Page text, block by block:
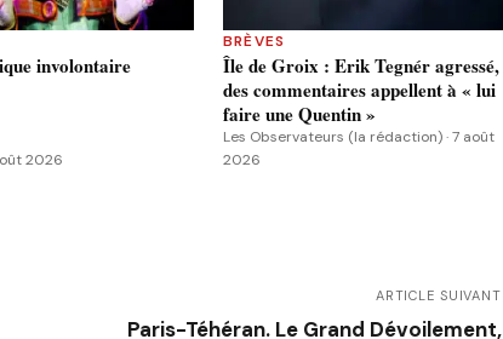
involontaire
2026
BRÈVES
Île de Groix : Erik Tegnér agressé,
des commentaires appellent à « lui
faire une Quentin »
Les Observateurs (la rédaction) · 7 août
2026
ARTICLE SUIVANT
Paris-Téhéran. Le Grand Dévoilement,